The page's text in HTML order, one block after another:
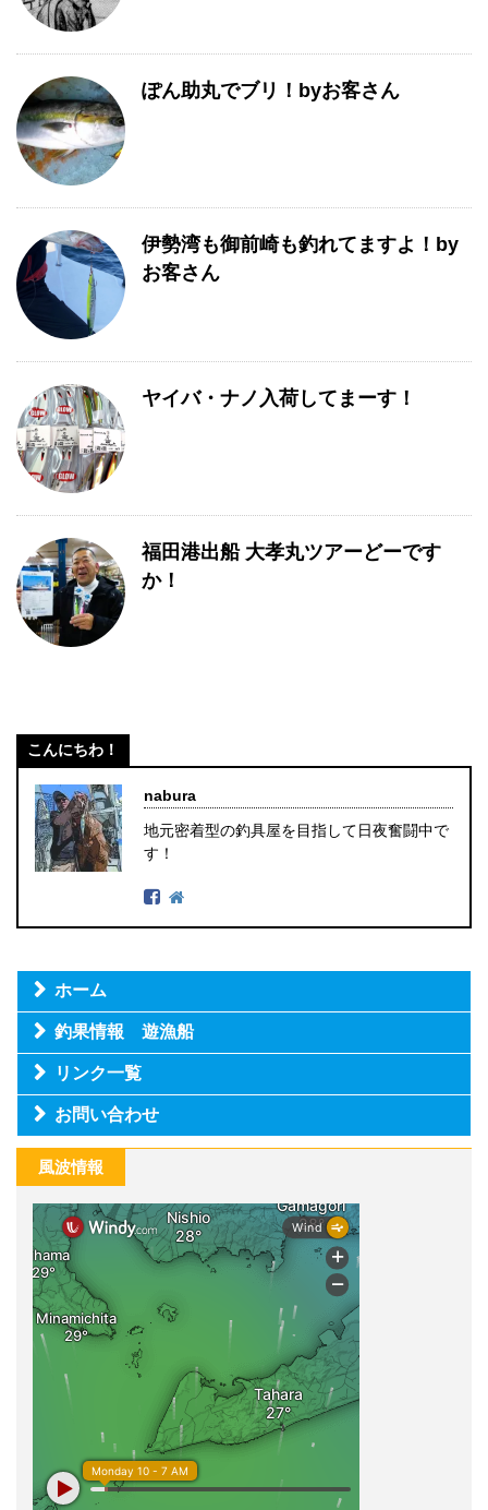
ぽん助丸でブリ！byお客さん
伊勢湾も御前崎も釣れてますよ！by
お客さん
ヤイバ・ナノ入荷してまーす！
福田港出船 大孝丸ツアーどーです
か！
こんにちわ！
nabura
地元密着型の釣具屋を目指して日夜奮闘中で
す！
ホーム
釣果情報 遊漁船
リンク一覧
お問い合わせ
風波情報